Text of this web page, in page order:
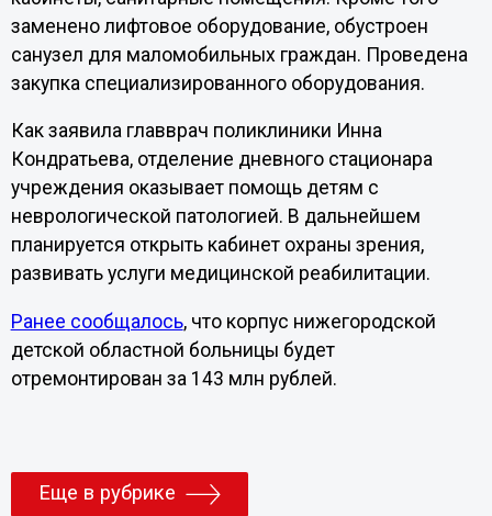
заменено лифтовое оборудование, обустроен
санузел для маломобильных граждан. Проведена
закупка специализированного оборудования.
Как заявила главврач поликлиники Инна
Кондратьева, отделение дневного стационара
учреждения оказывает помощь детям с
неврологической патологией. В дальнейшем
планируется открыть кабинет охраны зрения,
развивать услуги медицинской реабилитации.
Ранее сообщалось, что корпус нижегородской
детской областной больницы будет
отремонтирован за 143 млн рублей.
Еще в рубрике